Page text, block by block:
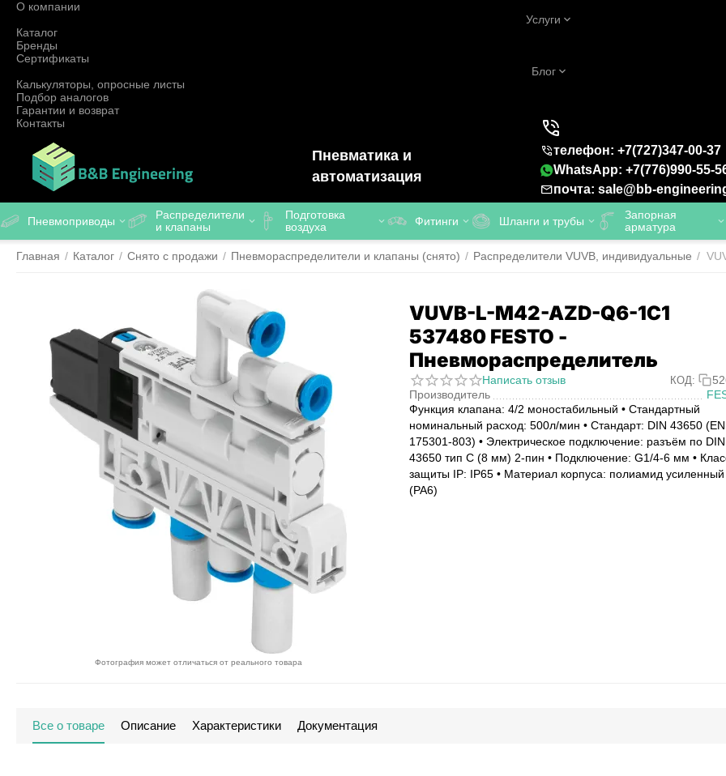
О компании
Услуги
Каталог
Бренды
Сертификаты
Блог
Калькуляторы, опросные листы
Подбор аналогов
Гарантии и возврат
Контакты
Пневматика и
автоматизация
телефон: +7(727)347-00-37
WhatsApp: +7(776)990-55-
почта: sale@bb-
Пневмоприводы
Распределители
и клапаны
Подготовка
воздуха
Фитинги Шланги и трубы
Запорная
арматура
Главная / Каталог / Снято с продажи / Пневмораспределители и клапаны (снято) / Распределители VUVB, индивидуальные /
Фотография может отличаться от реального товара
VUVB-L-M42-AZD-Q6-1C1
537480 FESTO -
Пневмораспределитель
Написать отзыв КОД:
Производитель
Функция клапана: 4/2 моностабильный • Стандартный
номинальный расход: 500л/мин • Стандарт: DIN 43650 (EN
175301-803) • Электрическое подключение: разъём по DIN
43650 тип C (8 мм) 2-пин • Подключение: G1/4-6 мм •
защиты IP: IP65 • Материал корпуса: полиамид усиленный
(PA6)
Все о товаре Описание Характеристики Документация